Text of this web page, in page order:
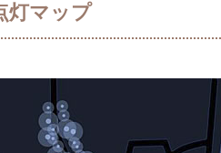
灯マップ